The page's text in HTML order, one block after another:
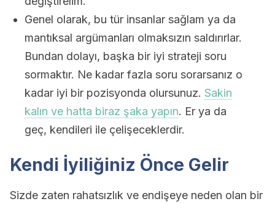
Genel olarak, bu tür insanlar sağlam ya da
mantıksal argümanları olmaksızın saldırırlar.
Bundan dolayı, başka bir iyi strateji soru
sormaktır. Ne kadar fazla soru sorarsanız o
kadar iyi bir pozisyonda olursunuz. Sakin
kalın ve hatta biraz şaka yapın. Er ya da
geç, kendileri ile çelişeceklerdir.
Kendi İyiliğiniz Önce Gelir
Sizde zaten rahatsızlık ve endişeye neden olan bir